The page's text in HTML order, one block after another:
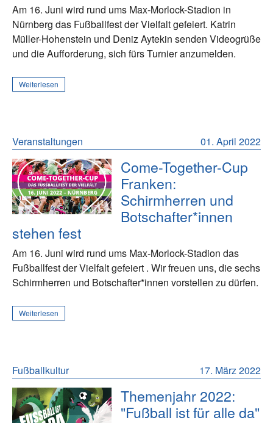
Am 16. Juni wird rund ums Max-Morlock-Stadion in
Nürnberg das Fußballfest der Vielfalt gefeiert. Katrin
Müller-Hohenstein und Deniz Aytekin senden Videogrüße
und die Aufforderung, sich fürs Turnier anzumelden.
Weiterlesen
01. April 2022
Veranstaltungen
Come-Together-Cup
Franken:
Schirmherren und
Botschafter*innen
stehen fest
Am 16. Juni wird rund ums Max-Morlock-Stadion das
Fußballfest der Vielfalt gefeiert . Wir freuen uns, die sechs
Schirmherren und Botschafter*innen vorstellen zu dürfen.
Weiterlesen
17. März 2022
Fußballkultur
Themenjahr 2022:
"Fußball ist für alle da"